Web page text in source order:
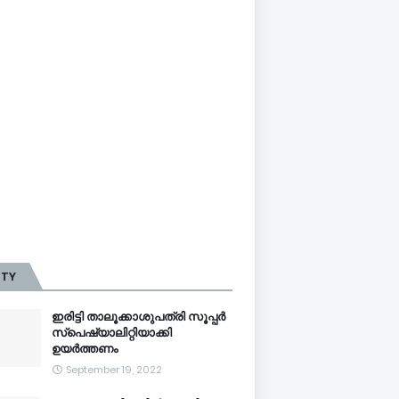
ഇരിട്ടി താലൂക്കാശുപത്രി സൂപ്പർ
സ്‌പെഷ്യാലിറ്റിയാക്കി
ഉയർത്തണം
September 19, 2022